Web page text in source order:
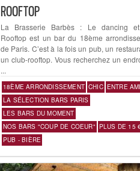
ROOFTOP
La Brasserie Barbès : Le dancing
Rooftop est un bar du 18ème
de Paris. C’est à la fois un pub, un
un club-rooftop. Vous recherchez un
...
18ÈME ARRONDISSEMENT CHIC ENTRE
LA SÉLECTION BARS PARIS
LES BARS DU MOMENT
NOS BARS "COUP DE COEUR" PLUS DE 15
PUB - BIÈRE